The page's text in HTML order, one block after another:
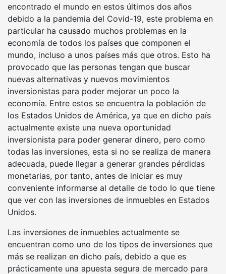
encontrado el mundo en estos últimos dos años
debido a la pandemia del Covid-19, este problema en
particular ha causado muchos problemas en la
economía de todos los países que componen el
mundo, incluso a unos países más que otros. Esto ha
provocado que las personas tengan que buscar
nuevas alternativas y nuevos movimientos
inversionistas para poder mejorar un poco la
economía. Entre estos se encuentra la población de
los Estados Unidos de América, ya que en dicho país
actualmente existe una nueva oportunidad
inversionista para poder generar dinero, pero como
todas las inversiones, esta si no se realiza de manera
adecuada, puede llegar a generar grandes pérdidas
monetarias, por tanto, antes de iniciar es muy
conveniente informarse al detalle de todo lo que tiene
que ver con las inversiones de inmuebles en Estados
Unidos.
Las inversiones de inmuebles actualmente se
encuentran como uno de los tipos de inversiones que
más se realizan en dicho país, debido a que es
prácticamente una apuesta segura de mercado para